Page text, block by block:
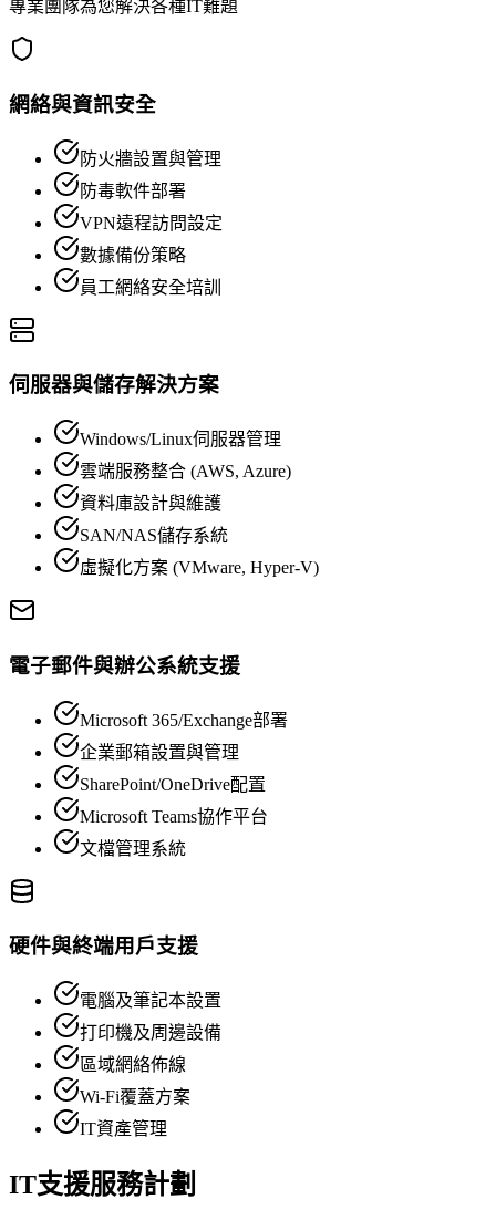
專業團隊為您解決各種IT難題
網絡與資訊安全
防火牆設置與管理
防毒軟件部署
VPN遠程訪問設定
數據備份策略
員工網絡安全培訓
伺服器與儲存解決方案
Windows/Linux伺服器管理
雲端服務整合 (AWS, Azure)
資料庫設計與維護
SAN/NAS儲存系統
虛擬化方案 (VMware, Hyper-V)
電子郵件與辦公系統支援
Microsoft 365/Exchange部署
企業郵箱設置與管理
SharePoint/OneDrive配置
Microsoft Teams協作平台
文檔管理系統
硬件與終端用戶支援
電腦及筆記本設置
打印機及周邊設備
區域網絡佈線
Wi-Fi覆蓋方案
IT資產管理
IT支援服務計劃